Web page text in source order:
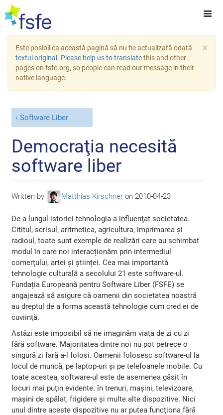
×
Este posibil ca această pagină să nu fie actualizată odată
textul original . Please help us to translatethis and other
pages on fsfe.org, so people can read our message in their
native language.
Software Liber
Democraţia necesită
software liber
Written by Matthias Kirschner on 2010-04-23
De-a lungul istoriei tehnologia a influenţat societatea.
Cititul, scrisul, aritmetica, agricultura, imprimarea și
radioul, toate sunt exemple de realizări care au schimbat
modul în care noi interacționăm prin intermediul
comerţului, artei și științei. Cea mai importantă
tehnologie culturală a secolului 21 este software-ul.
Fundația Europeană pentru Software Liber (FSFE) se
angajează să asigure că oamenii din societatea noastră
au dreptul de a forma această tehnologie cum cred ei de
cuviinţă.
Astăzi este imposibil să ne imaginăm viaţa de zi cu zi
fără software. Majoritatea dintre noi nu pot petrece o
singură zi fară a-l folosi. Oamenii folosesc software-ul la
locul de muncă, pe laptop-uri şi pe telefoanele mobile. Cu
toate acestea, software-ul este de asemenea găsit în
locuri mai puţin evidente: în trenuri, mașini, televizoare,
maşini de spălat, frigidere şi multe alte dispozitive. Nici
unul dintre aceste dispozitive nu ar putea funcţiona fără